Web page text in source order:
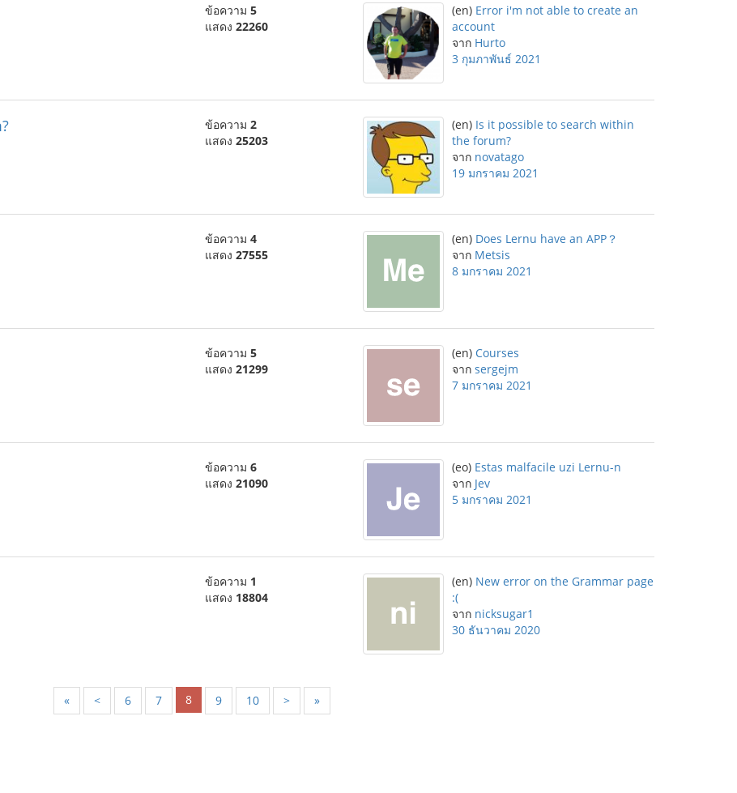
ข้อความ 5
แสดง 22260
(en) Error i'm not able to create an
account
จาก Hurto
3 กุมภาพันธ์ 2021
ข้อความ 2
แสดง 25203
(en) Is it possible to search within
the forum?
จาก novatago
19 มกราคม 2021
ข้อความ 4
แสดง 27555
(en) Does Lernu have an APP？
จาก Metsis
8 มกราคม 2021
ข้อความ 5
แสดง 21299
(en) Courses
จาก sergejm
7 มกราคม 2021
ข้อความ 6
แสดง 21090
(eo) Estas malfacile uzi Lernu-n
จาก Jev
5 มกราคม 2021
ข้อความ 1
แสดง 18804
(en) New error on the Grammar page
:(
จาก nicksugar1
30 ธันวาคม 2020
« < 6 7 8 9 10 > »